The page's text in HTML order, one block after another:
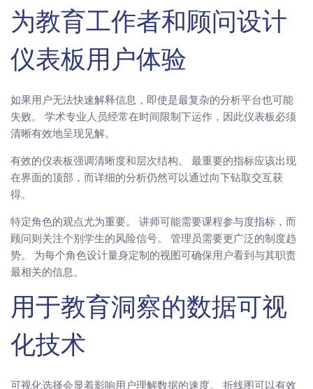
为教育工作者和顾问设计
仪表板用户体验
如果用户无法快速解释信息，即使是最复杂的分析平台也可能
失败。 学术专业人员经常在时间限制下运作，因此仪表板必须
清晰有效地呈现见解。
有效的仪表板强调清晰度和层次结构。 最重要的指标应该出现
在界面的顶部，而详细的分析仍然可以通过向下钻取交互获
得。
特定角色的观点尤为重要。 讲师可能需要课程参与度指标，而
顾问则关注个别学生的风险信号。 管理员需要更广泛的制度趋
势。 为每个角色设计量身定制的视图可确保用户看到与其职责
最相关的信息。
用于教育洞察的数据可视
化技术
可视化选择会显着影响用户理解数据的速度。 折线图可以有效